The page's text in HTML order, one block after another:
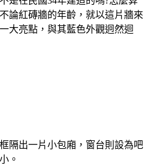
論紅磚牆的年齡，就以這片牆來
大亮點，與其藍色外觀迥然迴
隔出一片小包廂，窗台則設為吧
。